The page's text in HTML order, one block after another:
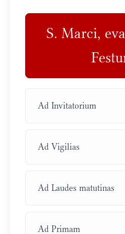
S. Marci,
Ad Invitatorium
Ad Vigilias
Ad Laudes matutinas
Ad Primam